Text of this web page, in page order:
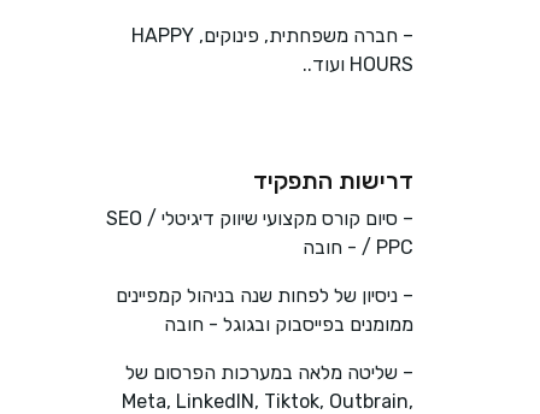
– חברה משפחתית, פינוקים, HAPPY
HOURS ועוד..
דרישות התפקיד
– סיום קורס מקצועי שיווק דיגיטלי / SEO
/ PPC - חובה
– ניסיון של לפחות שנה בניהול קמפיינים
ממומנים בפייסבוק ובגוגל - חובה
– שליטה מלאה במערכות הפרסום של
Meta, LinkedIN, Tiktok, Outbrain,